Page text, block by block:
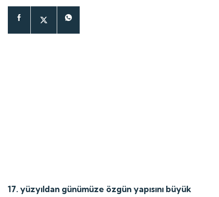
17. yüzyıldan günümüze özgün yapısını büyük